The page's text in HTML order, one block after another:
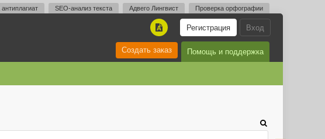
SEO-анализ текста Адвего Лингвист Проверка орфографии
Вход
Регистрация
A
Помощь и поддержка
Создать заказ